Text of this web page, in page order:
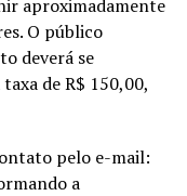
aproximadamente
O público
deverá se
de R$ 150,00,
pelo e-mail:
a